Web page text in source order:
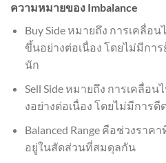
ความหมายของ Imbalance
Buy Side หมายถึง การเคลื่อ
ขึ้นอย่างต่อเนื่อง โดยไม่มีกา
นัก
Sell Side หมายถึง การเคลื่อ
งอย่างต่อเนื่อง โดยไม่มีการ
Balanced Range คือช่วงราคา
อยู่ในสัดส่วนที่สมดุลกัน